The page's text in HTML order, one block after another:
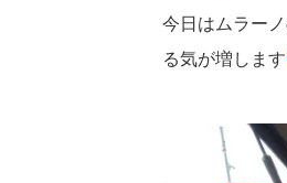
今日はムラー
る気が増します